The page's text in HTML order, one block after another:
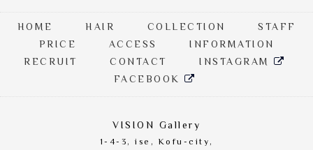
HOME HAIR COLLECTION
STAFF
PRICE
ACCESS
INFORMATION
RECRUIT
CONTACT
INSTAGRAM
FACEBOOK
VISION Gallery
1-4-3, ise, Kofu-city,